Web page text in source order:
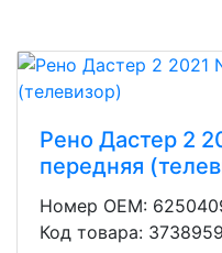
Рено Дастер 2
передняя
Номер OEM:
Код товара: 3738959